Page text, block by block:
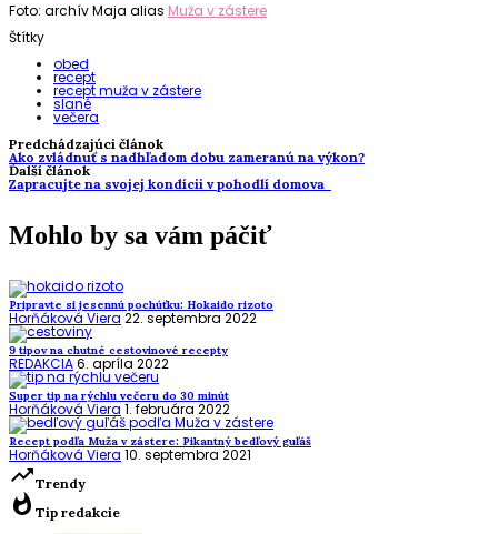
Foto: archív Maja alias Muža v zástere
Štítky
obed
recept
recept muža v zástere
slané
večera
Predchádzajúci článok
Ako zvládnuť s nadhľadom dobu zameranú na výkon?
Ďalší článok
Zapracujte na svojej kondícii v pohodlí domova
Mohlo by sa vám páčiť
Pripravte si jesennú pochúťku: Hokaido rizoto
Horňáková Viera 22. septembra 2022
9 tipov na chutné cestovinové recepty
REDAKCIA6. apríla 2022
Super tip na rýchlu večeru do 30 minút
Horňáková Viera 1. februára 2022
Recept podľa Muža v zástere: Pikantný bedľový guľáš
Horňáková Viera 10. septembra 2021
trending_upTrendy
whatshot Tip redakcie